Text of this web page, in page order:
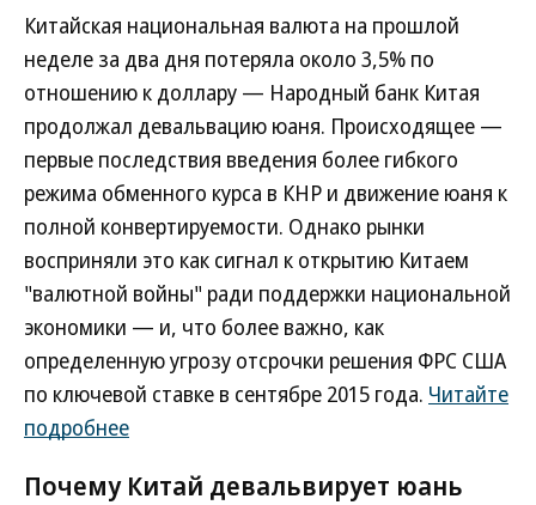
Китайская национальная валюта на прошлой
неделе за два дня потеряла около 3,5% по
отношению к доллару — Народный банк Китая
продолжал девальвацию юаня. Происходящее —
первые последствия введения более гибкого
режима обменного курса в КНР и движение юаня к
полной конвертируемости. Однако рынки
восприняли это как сигнал к открытию Китаем
"валютной войны" ради поддержки национальной
экономики — и, что более важно, как
определенную угрозу отсрочки решения ФРС США
по ключевой ставке в сентябре 2015 года. Читайте
подробнее
Почему Китай девальвирует юань